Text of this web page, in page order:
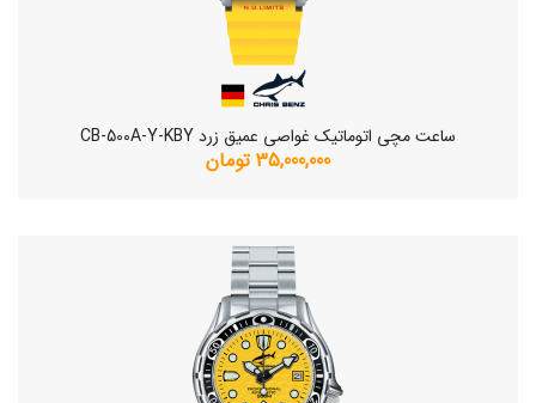
ساعت مچی اتوماتیک غواصی عمیق زرد CB-500A-Y-KBY
35,000,000 تومان